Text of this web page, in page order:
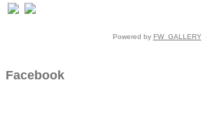
Powered by FW_GALLERY
Facebook